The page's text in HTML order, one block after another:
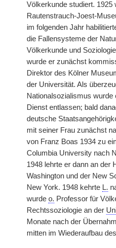
Völkerkunde studiert. 1925
Rautenstrauch-Joest-
im folgenden Jahr
die Fallensysteme der
Völkerkunde und
wurde er zunächst
Direktor des Kölner
der Universität. Als
Nationalsozialismus
Dienst entlassen; bald
deutsche
mit seiner Frau zunächst
von Franz Boas 1934 zu
Columbia University nach
1948 lehrte er dann an der
Washington und der New
New York. 1948 kehrte L.
wurde o. Professor für
Rechtssoziologie an der
Monate nach der
mitten im Wiederaufbau